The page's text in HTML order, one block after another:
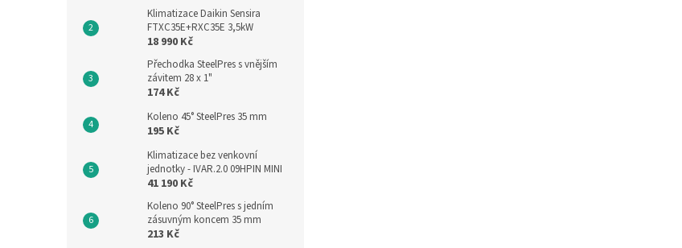
Klimatizace Daikin Sensira
FTXC35E+RXC35E 3,5kW
18 990 Kč
Přechodka SteelPres s vnějším
závitem 28 x 1"
174 Kč
Koleno 45° SteelPres 35 mm
195 Kč
Klimatizace bez venkovní
jednotky - IVAR.2.0 09HPIN MINI
41 190 Kč
Koleno 90° SteelPres s jedním
zásuvným koncem 35 mm
213 Kč